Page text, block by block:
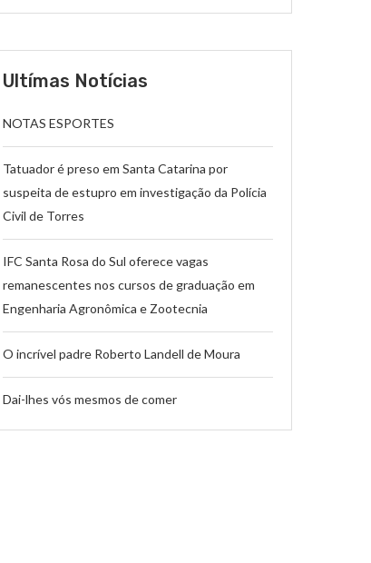
Ultímas Notícias
NOTAS ESPORTES
Tatuador é preso em Santa Catarina por
suspeita de estupro em investigação da Polícia
Civil de Torres
IFC Santa Rosa do Sul oferece vagas
remanescentes nos cursos de graduação em
Engenharia Agronômica e Zootecnia
O incrível padre Roberto Landell de Moura
Dai-lhes vós mesmos de comer